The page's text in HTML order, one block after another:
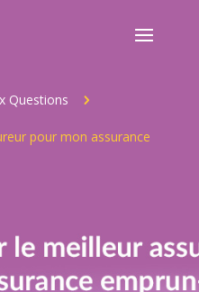
Questions 5
pour mon assurance